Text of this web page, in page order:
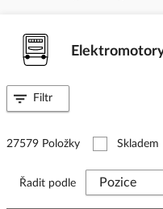
27579 Položky Skladem
Řadit podle
Filtr